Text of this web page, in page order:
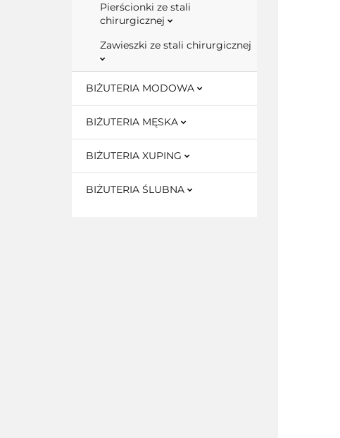
Pierścionki ze stali
chirurgicznej
Zawieszki ze stali chirurgicznej
BIŻUTERIA MODOWA
BIŻUTERIA MĘSKA
BIŻUTERIA XUPING
BIŻUTERIA ŚLUBNA